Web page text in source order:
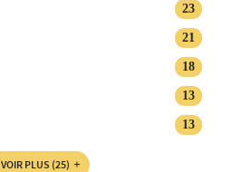
23
21
18
13
13
VOIR PLUS (25)